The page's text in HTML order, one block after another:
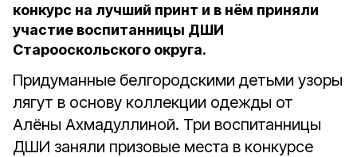
конкурс на лучший принт и в нём приняли
участие воспитанницы ДШИ
Старооскольского округа.
Придуманные белгородскими детьми узоры
лягут в основу коллекции одежды от
Алёны Ахмадуллиной. Три воспитанницы
ДШИ заняли призовые места в конкурсе